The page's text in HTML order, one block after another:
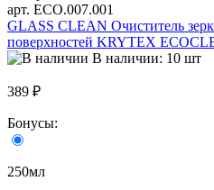
арт. ECO.007.001
GLASS CLEAN Очиститель
поверхностей KRYTEX
В наличии: 10 шт
389 ₽
Бонусы:
250мл